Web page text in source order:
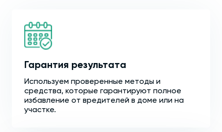
Гарантия результата
Используем проверенные методы и
средства, которые гарантируют полное
избавление от вредителей в доме или на
участке.